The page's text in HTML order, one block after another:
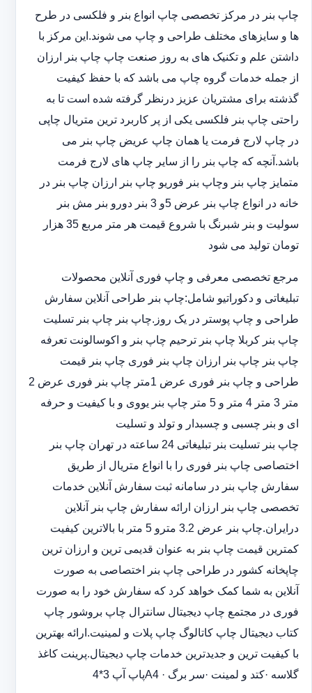
چاپ بنر در مرکز تخصصی چاپ انواع بنر و فلکسی در طرح
ها و سایزهای مختلف طراحی و چاپ می شوند.این مرکز با
داشتن علم و تکنیک های به روز صنعت چاپ چاپ بنر ارزان
از جمله خدمات گروه چاپ می باشد که با حفظ کیفیت
گذشته برای مشتریان عزیز درنظر گرفته شده است تا به
راحتی چاپ بنر فلکسی یکی از پر کاربرد ترین متریال چاپی
در چاپ لارج فرمت یا همان چاپ عریض چاپ بنر می
باشد.آنچه که چاپ بنر را از سایر چاپ های لارج فرمت
متمایز چاپ بنر وچاپ بنر فوریو چاپ بنر ارزان چاپ بنر در
خانه در انواع چاپ بنر عرض 5و 3 بنر دورو بنر مش بنر
سولیت و بنر شبرنگ با شروع قیمت هر متر مربع 35 هزار
تومان تولید می شود
مرجع تخصصی معرفی و چاپ فوری آنلاین محصولات
تبلیغاتی و دکوراتیو شامل:چاپ بنر طراحی آنلاین سفارش
طراحی و چاپ پوستر در یک روز.چاپ بنر چاپ بنر تسلیت
چاپ بنر کربلا چاپ بنر ترحیم چاپ بنر و اکوسالونت تعرفه
چاپ بنر چاپ بنر ارزان چاپ بنر فوری چاپ بنر قیمت
طراحی و چاپ بنر فوری عرض 1متر چاپ بنر فوری عرض 2
متر 3 متر 4 متر و 5 متر چاپ بنر یووی و با کیفیت و حرفه
ای و بنر چسبی و چسبدار و تولد و تسلیت
چاپ بنر تسلیت بنر تبلیغاتی 24 ساعته در تهران چاپ بنر
اختصاصی چاپ بنر فوری را با انواع متریال از طریق
سفارش چاپ بنر در سامانه ثبت سفارش آنلاین خدمات
تخصصی چاپ بنر ارزان ارائه سفارش چاپ بنر آنلاین
درایران.چاپ بنر عرض 3.2 مترو 5 متر با بالاترین کیفیت
کمترین قیمت چاپ بنر به عنوان قدیمی ترین و ارزان ترین
چاپخانه کشور در طراحی چاپ بنر اختصاصی به صورت
آنلاین به شما کمک خواهد کرد که سفارش خود را به صورت
فوری در مجتمع چاپ دیجیتال سانترال چاپ بروشور چاپ
کتاب دیجیتال چاپ کاتالوگ چاپ پلات و لمینیت.ارائه بهترین
با کیفیت ترین و جدیدترین خدمات چاپ دیجیتال.پرینت کاغذ
گلاسه ·‎کتد و لمینت ·‎سر برگ A4 ·‎پاپ آپ 3*4